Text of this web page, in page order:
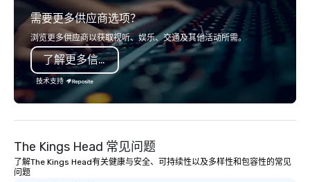
transportation that meets the
standards of today’s corporate travel
and meetings programs—prioritizing
safety, punctuality, consistency, and
service excellence. Our experienced
team and attention to detail ensure a
dependable, polished experience for
every trip, earning the long-term trust
of corporate clients, travel managers,
需要更多供应商选项？
浏览更多供应商以获取视听、娱乐、交通及其他活动所需。
了解更多信息
技术支持
The Kings Head 常见问题
了解The Kings Head有关健康与安全、可持续性以及多样性和包容性的常见
问题